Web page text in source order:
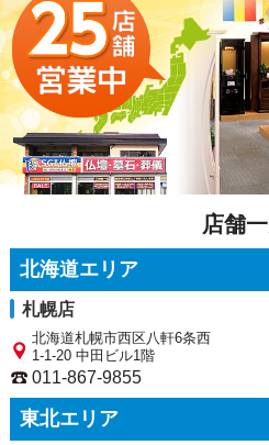
店舗
北海道エリア
札幌店
北海道札幌市西区八軒6条西
1-1-20 中田ビル1階
011-867-9855
東北エリア